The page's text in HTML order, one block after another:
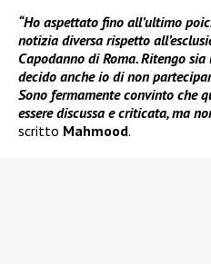
“Ho aspettato fino all’ultimo
notizia diversa rispetto
Capodanno di Roma. Ritengo
decido anche io di non
Sono fermamente convinto che
essere discussa e criticata, ma
scritto Mahmood.